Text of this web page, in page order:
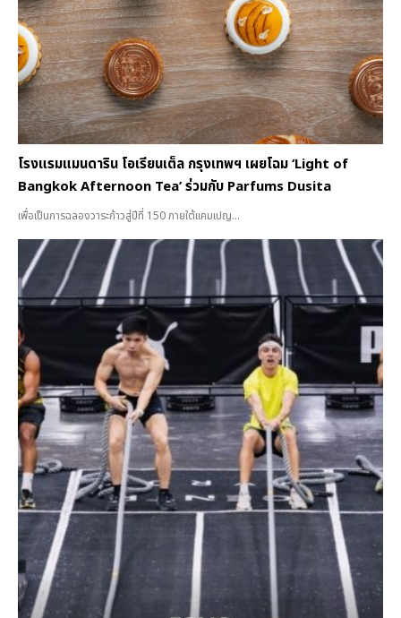
โรงแรมแมนดาริน โอเรียนเต็ล กรุงเทพฯ เผยโฉม ‘Light of
Bangkok Afternoon Tea’ ร่วมกับ Parfums Dusita
เพื่อเป็นการฉลองวาระก้าวสู่ปีที่ 150 ภายใต้แคมเปญ...